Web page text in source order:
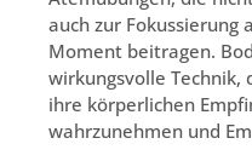
auch zur Fokussierung
Moment beitragen.
wirkungsvolle
ihre körperlichen
wahrzunehmen und